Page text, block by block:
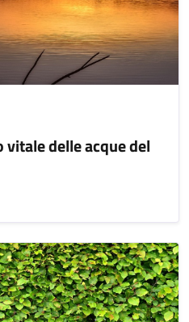
vitale delle acque del